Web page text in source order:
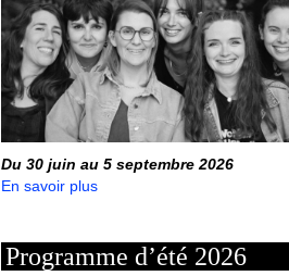
Du 30 juin au 5 septembre 2026
En savoir plus
Programme d’été 2026